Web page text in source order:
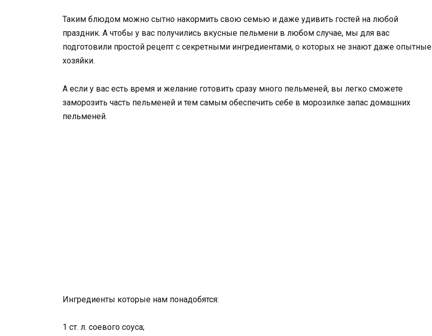
Таким блюдом можно сытно накормить свою семью и даже удивить гостей на любой
праздник. А чтобы у вас получились вкусные пельмени в любом случае, мы для вас
подготовили простой рецепт с секретными ингредиентами, о которых не знают даже опытные
хозяйки.
А если у вас есть время и желание готовить сразу много пельменей, вы легко сможете
заморозить часть пельменей и тем самым обеспечить себе в морозилке запас домашних
пельменей.
Ингредиенты которые нам понадобятся:
1 ст. л. соевого соуса;